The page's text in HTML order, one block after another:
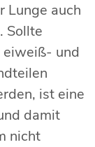
Lunge auch
Sollte
eiweiß- und
ist eine
damit
nicht